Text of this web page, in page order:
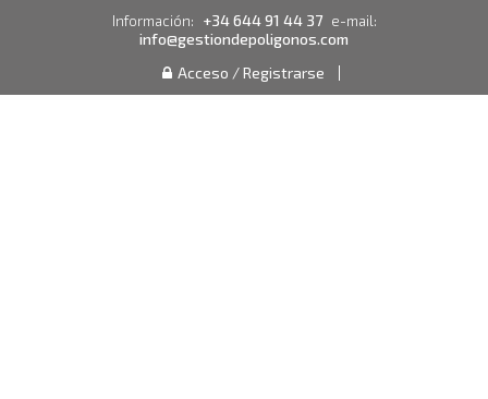
Información: +34 644 91 44 37 e-mail:
info@gestiondepoligonos.com
Acceso / Registrarse